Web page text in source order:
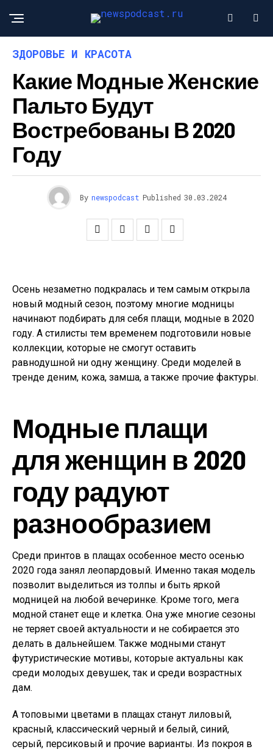
ЗДОРОВЬЕ И КРАСОТА
Какие Модные Женские
Пальто Будут
Востребованы В 2020
Году
By newspodcast Published 30.03.2024
Осень незаметно подкралась и тем самым открыла
новый модный сезон, поэтому многие модницы
начинают подбирать для себя плащи, модные в 2020
году. А стилисты тем временем подготовили новые
коллекции, которые не смогут оставить
равнодушной ни одну женщину. Среди моделей в
тренде деним, кожа, замша, а также прочие фактуры.
Модные плащи
для женщин в 2020
году радуют
разнообразием
Среди принтов в плащах особенное место осенью
2020 года занял леопардовый. Именно такая модель
позволит выделиться из толпы и быть яркой
модницей на любой вечеринке. Кроме того, мега
модной станет еще и клетка. Она уже многие сезоны
не теряет своей актуальности и не собирается это
делать в дальнейшем. Также модными станут
футуристические мотивы, которые актуальны как
среди молодых девушек, так и среди возрастных
дам.
А топовыми цветами в плащах станут лиловый,
красный, классический черный и белый, синий,
серый, персиковый и прочие варианты. Из покроя в